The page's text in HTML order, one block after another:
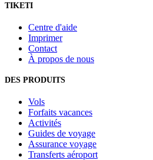
TIKETI
Centre d'aide
Imprimer
Contact
À propos de nous
DES PRODUITS
Vols
Forfaits vacances
Activités
Guides de voyage
Assurance voyage
Transferts aéroport